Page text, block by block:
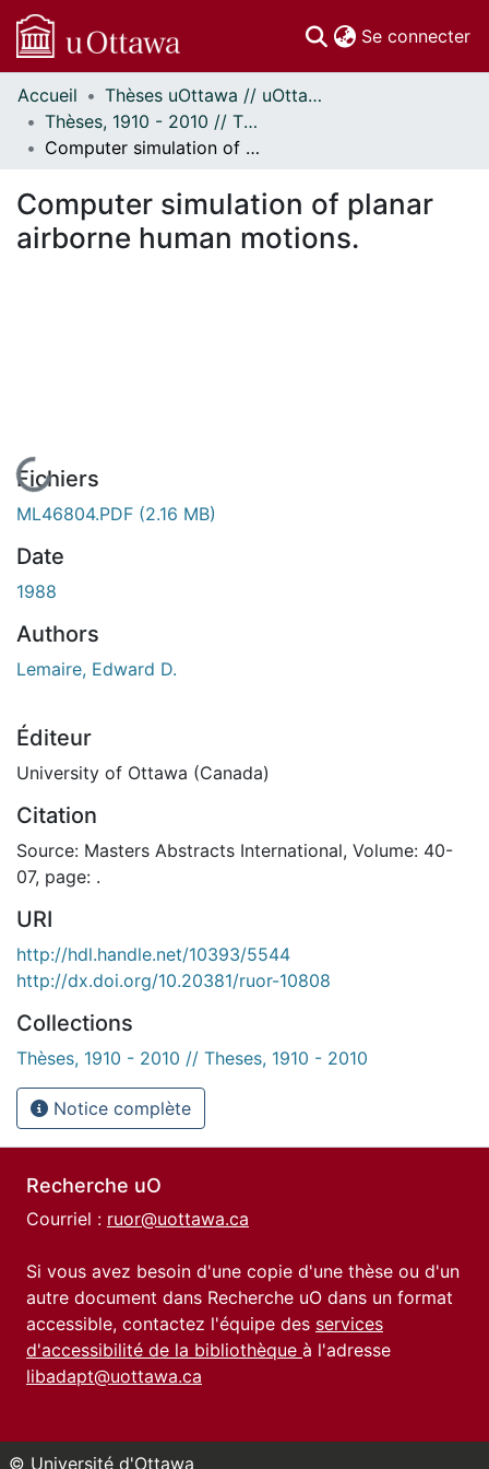
Se connecter
Communautés
et collections
Parcourir
À propos
Accueil
Thèses uOttawa // uOttawa Theses
Thèses, 1910 - 2010 // Theses, 1910 - 2010
Computer simulation of planar airborne human motions.
Computer simulation of planar
airborne human motions.
En cours de chargement...
Fichiers
ML46804.PDF (2.16 MB)
Date
1988
Authors
Lemaire, Edward D.
Éditeur
University of Ottawa (Canada)
Citation
Source: Masters Abstracts International, Volume: 40-
07, page: .
URI
http://hdl.handle.net/10393/5544
http://dx.doi.org/10.20381/ruor-10808
Collections
Thèses, 1910 - 2010 // Theses, 1910 - 2010
Notice complète
Recherche uO
Courriel : ruor@uottawa.ca
Si vous avez besoin d'une copie d'une thèse ou d'un
autre document dans Recherche uO dans un format
accessible, contactez l'équipe des services
d'accessibilité de la bibliothèque à l'adresse
libadapt@uottawa.ca
© Université d'Ottawa